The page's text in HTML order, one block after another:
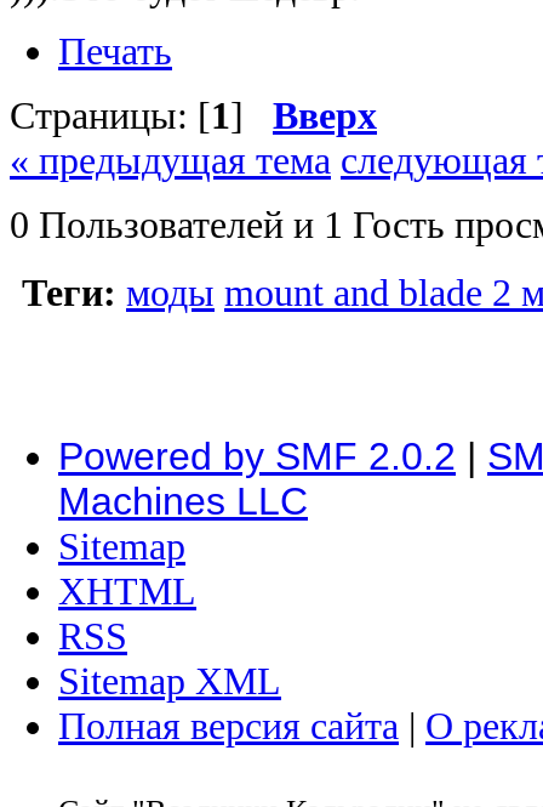
Печать
Страницы: [1] Вверх
« предыдущая тема следующая
0 Пользователей и 1 Гость
Теги: моды mount and blade 2
Powered by SMF 2.0.2 |
Machines LLC
Sitemap
XHTML
RSS
Sitemap XML
Полная версия сайта | О